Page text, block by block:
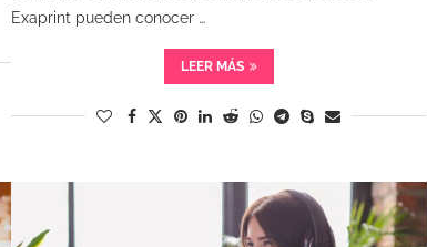
Exaprint pueden conocer …
LEER MÁS